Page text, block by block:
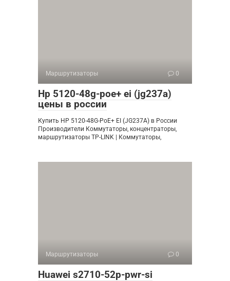
Маршрутизаторы 0
Hp 5120-48g-poe+ ei (jg237a)
цены в россии
Купить HP 5120-48G-PoE+ EI (JG237A) в России
Производители Коммутаторы, концентраторы,
маршрутизаторы TP-LINK | Коммутаторы,
Маршрутизаторы 0
Huawei s2710-52p-pwr-si